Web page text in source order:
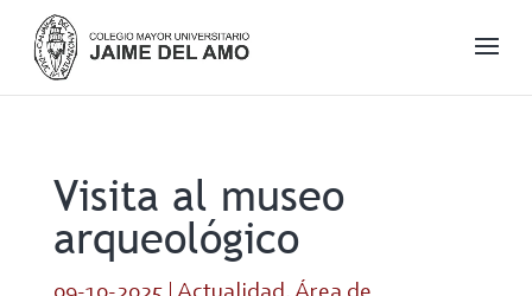
Visita al museo
arqueológico